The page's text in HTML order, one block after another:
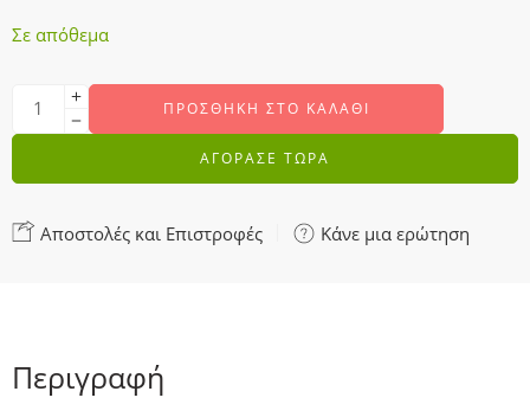
Σε απόθεμα
ΠΡΟΣΘΉΚΗ ΣΤΟ ΚΑΛΆΘΙ
ΑΓΟΡΑΣΕ ΤΩΡΑ
Αποστολές και Επιστροφές Κάνε μια ερώτηση
Περιγραφή